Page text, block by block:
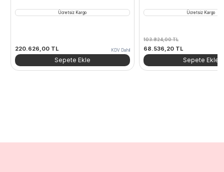
Ücretsiz Kargo
220.626,00 TL KDV Dahil
Sepete Ekle
Ücretsiz Kargo
103.824,00TL
Orijinal
fiyat:
103.824,00 TL.
68.536,20 TL
andaki
fiyat:
Sepete Ekle